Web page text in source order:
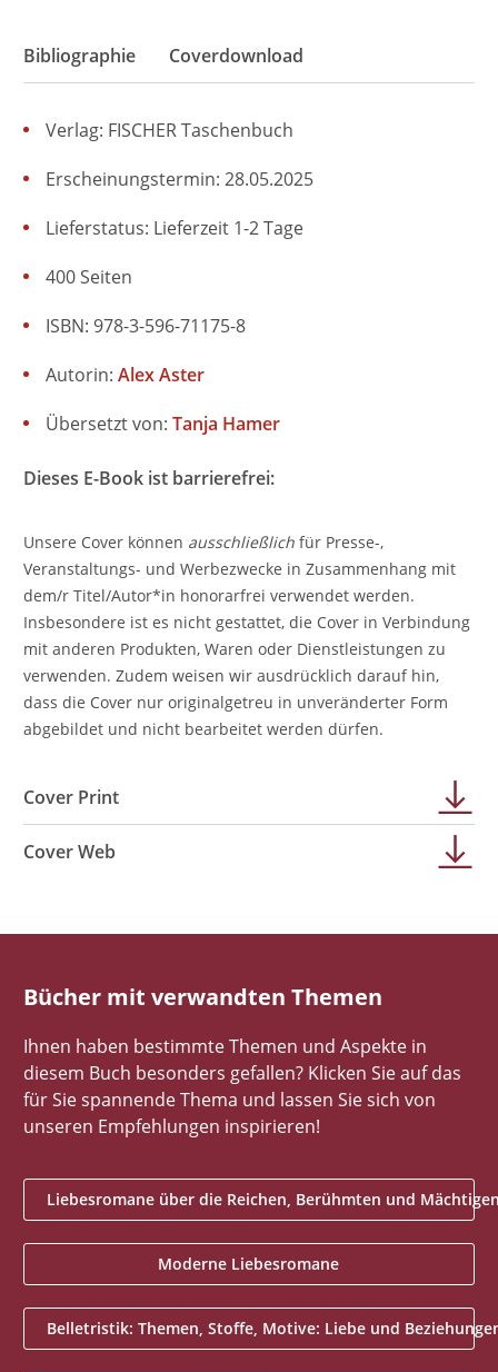
Bibliographie Coverdownload
Verlag: FISCHER Taschenbuch
Übersetzt von: Tanja Hamer
Erscheinungstermin: 28.05.2025
Lieferstatus: Lieferzeit 1-2 Tage
ISBN: 978-3-596-71175-8
400 Seiten
Autorin: Alex Aster
Dieses E-Book ist barrierefrei:
Unsere Cover können ausschließlichfür Presse-,
Veranstaltungs- und Werbezwecke in Zusammenhang mit
dem/r Titel/Autor*in honorarfrei verwendet werden.
Insbesondere ist es nicht gestattet, die Cover in Verbindung
mit anderen Produkten, Waren oder Dienstleistungen zu
verwenden. Zudem weisen wir ausdrücklich darauf hin,
dass die Cover nur originalgetreu in unveränderter Form
abgebildet und nicht bearbeitet werden dürfen.
Cover Print
Cover Web
Bücher mit verwandten Themen
Ihnen haben bestimmte Themen und Aspekte in
diesem Buch besonders gefallen? Klicken Sie auf das
für Sie spannende Thema und lassen Sie sich von
unseren Empfehlungen inspirieren!
Liebesromane über die Reichen, Berühmten und
Moderne Liebesromane
Belletristik: Themen, Stoffe, Motive: Liebe und